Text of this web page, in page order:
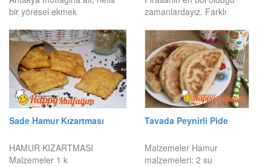
bir yöresel ekmek
zamanlardayız. Farklı
Sade Hamur Kızartması
HAMUR KIZARTMASI
Malzemeler 1 k
Tavada Peynirli Pide
Malzemeler Hamur
malzemeleri: 2 su